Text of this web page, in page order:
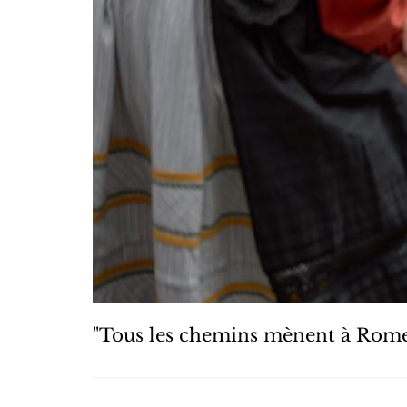
"Tous les chemins mènent à